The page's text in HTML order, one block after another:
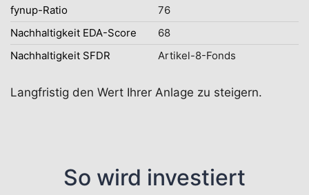
fynup-Ratio
76
Nachhaltigkeit EDA-Score
68
Nachhaltigkeit SFDR
Artikel-8-Fonds
Langfristig den Wert Ihrer Anlage zu steigern.
So wird investiert